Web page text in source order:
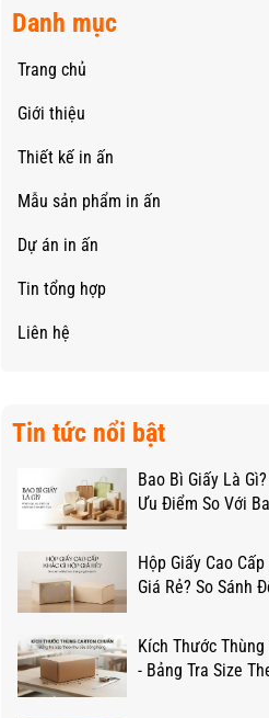
Danh mục
Trang chủ
Giới thiệu
Thiết kế in ấn
Mẫu sản phẩm in ấn
Dự án in ấn
Tin tổng hợp
Liên hệ
Tin tức nổi bật
Bao Bì Giấy Là
Ưu Điểm So Với
Hộp Giấy Cao
Giá Rẻ? So Sánh
Kích Thước
- Bảng Tra Size